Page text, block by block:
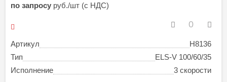
Артикул
H8136
Тип
ELS-V 100/60/35
Исполнение
3 скорости
по запросу руб./шт (с НДС)